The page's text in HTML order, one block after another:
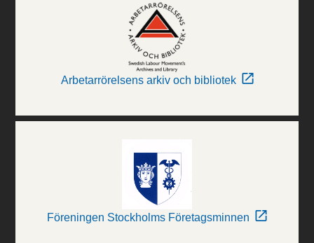
Arbetarrörelsens arkiv och bibliotek
Föreningen Stockholms Företagsminnen